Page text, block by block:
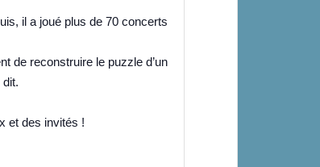
il a joué plus de 70 concerts
de reconstruire le puzzle d’un
et des invités !